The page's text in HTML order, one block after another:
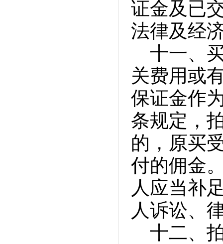
证金及已
法律及经
十一、
关费用或
保证金作
条规定，
的，原买
付的佣金
人应当补
人诉讼、
十二、